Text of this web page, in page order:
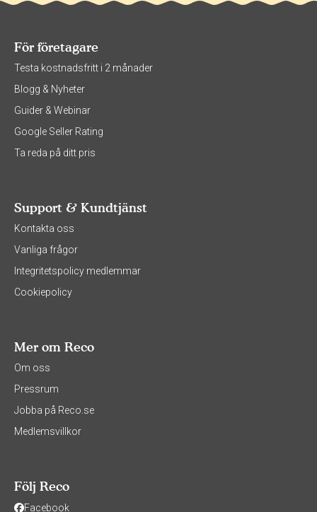
För företagare
Testa kostnadsfritt i 2 månader
Blogg & Nyheter
Guider & Webinar
Google Seller Rating
Ta reda på ditt pris
Support & Kundtjänst
Kontakta oss
Vanliga frågor
Integritetspolicy medlemmar
Cookiepolicy
Mer om Reco
Om oss
Pressrum
Jobba på Reco.se
Medlemsvillkor
Följ Reco
Facebook